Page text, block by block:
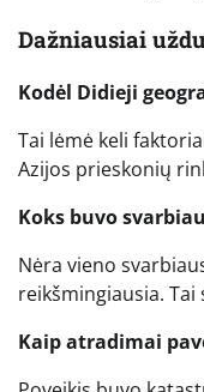
Dažniausiai
Kodėl Didieji
Tai lėmė keli
Azijos prieskonių
Koks buvo
Nėra vieno
reikšmingiausia.
Kaip atradimai